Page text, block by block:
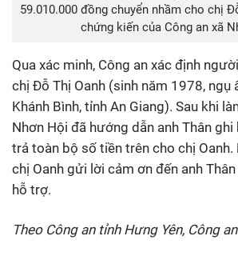
59.010.000 đồng chuyển nhầm cho chị
chứng kiến của Công an xã
Qua xác minh, Công an xác định
chị Đỗ Thị Oanh (sinh năm 1978, ngụ
Khánh Bình, tỉnh An Giang). Sau khi
Nhơn Hội đã hướng dẫn anh Thân ghi
trả toàn bộ số tiền trên cho chị Oanh.
chị Oanh gửi lời cảm ơn đến anh
hỗ trợ.
Theo Công an tỉnh Hưng Yên, Công